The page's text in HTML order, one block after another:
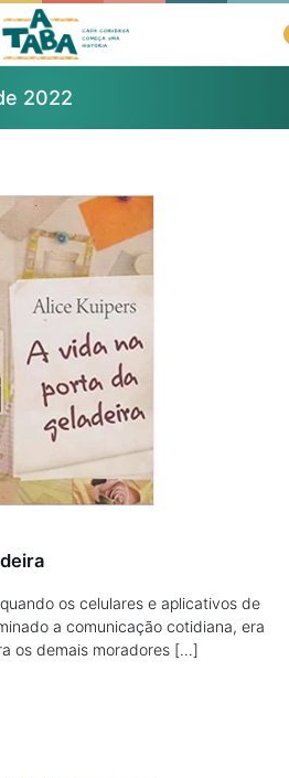
2022
os celulares e aplicativos de
a comunicação cotidiana, era
os demais moradores […]